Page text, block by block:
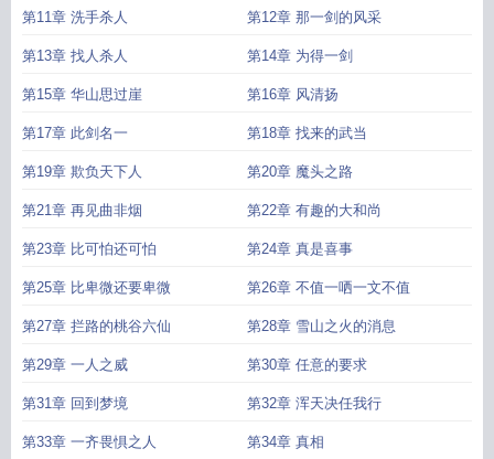
第11章 洗手杀人 第12章 那一剑的风采
第13章 找人杀人 第14章 为得一剑
第15章 华山思过崖 第16章 风清扬
第17章 此剑名一 第18章 找来的武当
第19章 欺负天下人 第20章 魔头之路
第21章 再见曲非烟 第22章 有趣的大和尚
第23章 比可怕还可怕 第24章 真是喜事
第25章 比卑微还要卑微 第26章 不值一哂一文不值
第27章 拦路的桃谷六仙 第28章 雪山之火的消息
第29章 一人之威 第30章 任意的要求
第31章 回到梦境 第32章 浑天决任我行
第33章 一齐畏惧之人 第34章 真相